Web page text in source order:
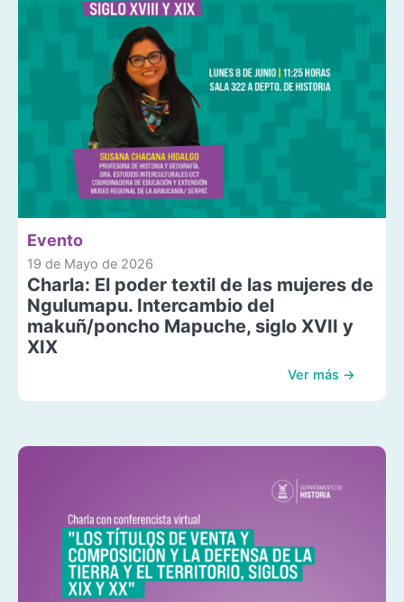
Evento
19 de Mayo de 2026
Charla: El poder textil de las mujeres de
Ngulumapu. Intercambio del
makuñ/poncho Mapuche, siglo XVII y
XIX
Ver más →